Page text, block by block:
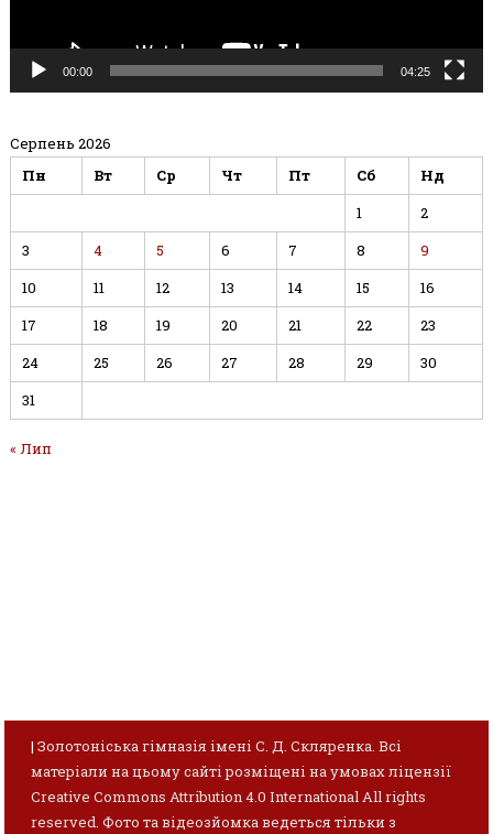
00:00 04:25
Серпень 2026
Пн
Вт Ср Чт Пт Сб
Нд
1
2
3
4 5 6 7 8
9
10
11 12 13 14 15
16
17
18 19 20 21 22
23
24
25 26 27 28 29
30
31
« Лип
|Золотоніська гімназія імені С. Д. Скляренка. Всі
матеріали на цьому сайті розміщені на умовах ліцензії
Creative Commons Attribution 4.0 International All rights
reserved. Фото та відеозйомка ведеться тільки з